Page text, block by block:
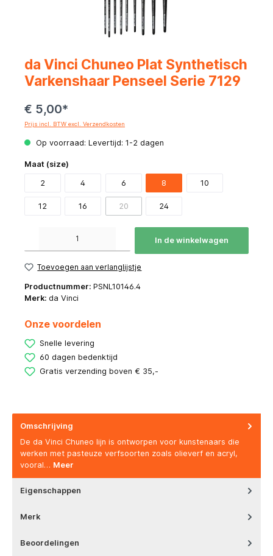
da Vinci Chuneo Plat Synthetisch
Varkenshaar Penseel Serie 7129
€ 5,00*
Prijs incl. BTW excl. Verzendkosten
Op voorraad: Levertijd: 1-2 dagen
Maat (size)
2 4 6 8 10
12 16 20 24
In de winkelwagen
Toevoegen aan verlanglijstje
Productnummer: PSNL10146.4
Merk: da Vinci
Onze voordelen
Snelle levering
60 dagen bedenktijd
Gratis verzending boven € 35,-
Omschrijving
De da Vinci Chuneo lijn is ontworpen voor kunstenaars die
werken met pasteuze verfsoorten zoals olieverf en acryl,
vooral… Meer
Eigenschappen
Merk
Beoordelingen